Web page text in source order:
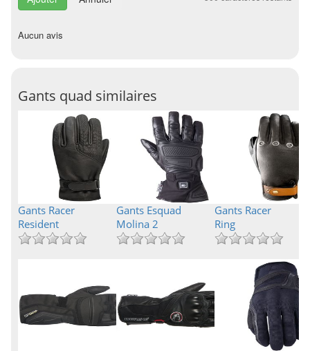
Aucun avis
Gants quad similaires
Gants Racer
Resident
Gants Esquad
Molina 2
Gants Racer
Ring